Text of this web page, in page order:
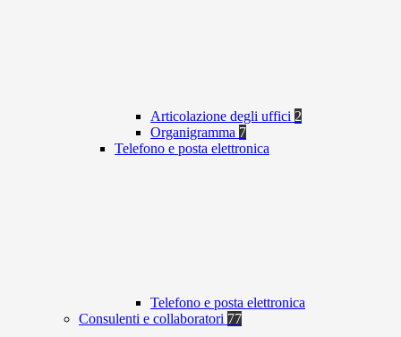
Articolazione degli uffici 2
Organigramma 7
Telefono e posta elettronica
Telefono e posta elettronica
Consulenti e collaboratori 77